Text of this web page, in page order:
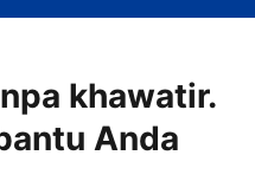
khawatir.
Anda